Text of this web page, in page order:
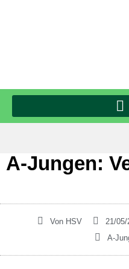
A-Jungen:
Von HSV 21/05/
A-